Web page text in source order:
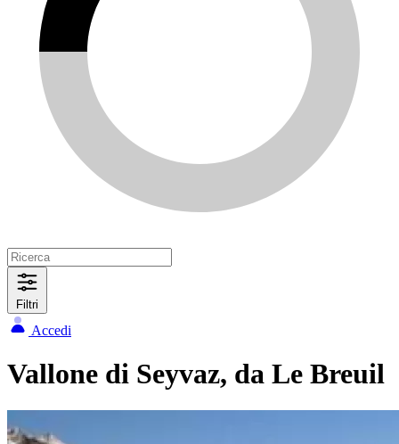
Filtri
Accedi
Vallone di Seyvaz, da Le Breuil